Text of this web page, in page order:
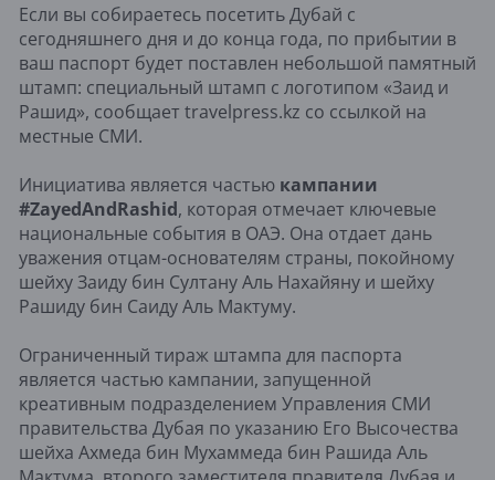
Если вы собираетесь посетить Дубай с
сегодняшнего дня и до конца года, по прибытии в
ваш паспорт будет поставлен небольшой памятный
штамп: специальный штамп с логотипом «Заид и
Рашид», сообщает travelpress.kz со ссылкой на
местные СМИ.
Инициатива является частью кампании
#ZayedAndRashid, которая отмечает ключевые
национальные события в ОАЭ. Она отдает дань
уважения отцам-основателям страны, покойному
шейху Заиду бин Султану Аль Нахайяну и шейху
Рашиду бин Саиду Аль Мактуму.
Ограниченный тираж штампа для паспорта
является частью кампании, запущенной
креативным подразделением Управления СМИ
правительства Дубая по указанию Его Высочества
шейха Ахмеда бин Мухаммеда бин Рашида Аль